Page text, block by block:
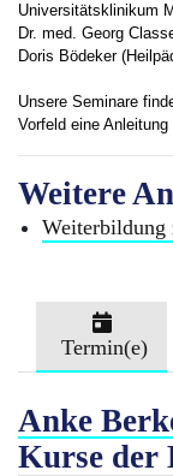
Universitätsklinikum
Dr. med. Georg
Doris Bödeker
Unsere Seminare
Vorfeld eine
Weitere
Weiterbildung
Termin(e)
Anke
Kurse der